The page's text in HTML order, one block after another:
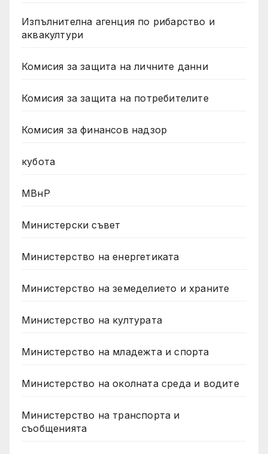
Изпълнителна агенция по рибарство и
аквакултури
Комисия за защита на личните данни
Комисия за защита на потребителите
Комисия за финансов надзор
кубота
МВнР
Министерски съвет
Министерство на енергетиката
Министерство на земеделието и храните
Министерство на културата
Министерство на младежта и спорта
Министерство на околната среда и водите
Министерство на транспорта и
съобщенията